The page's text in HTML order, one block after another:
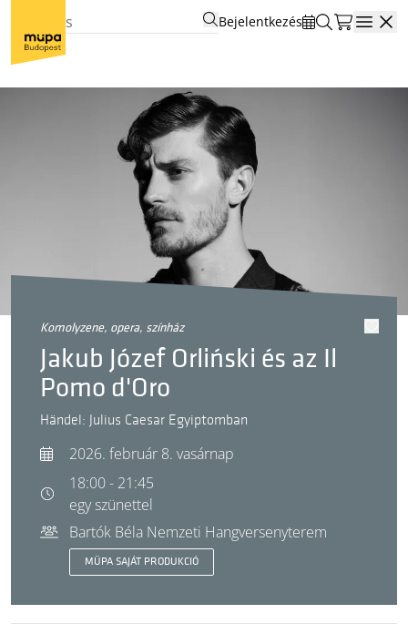
Bejelentkezés
komolyzene, opera, színház
Jakub Józef Orliński és az Il
Pomo d'Oro
Händel: Julius Caesar Egyiptomban
2026. február 8. vasárnap
18:00 - 21:45
egy szünettel
Bartók Béla Nemzeti Hangversenyterem
MÜPA SAJÁT PRODUKCIÓ